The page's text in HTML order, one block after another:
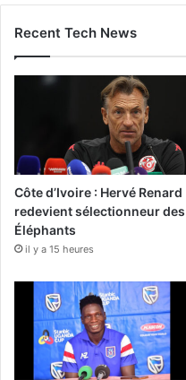
Recent Tech News
Côte d’Ivoire : Hervé Renard
redevient sélectionneur des
Éléphants
il y a 15 heures